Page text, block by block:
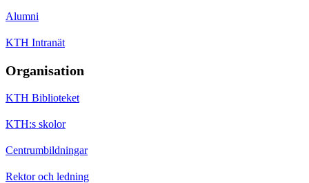
Alumni
KTH Intranät
Organisation
KTH Biblioteket
KTH:s skolor
Centrumbildningar
Rektor och ledning